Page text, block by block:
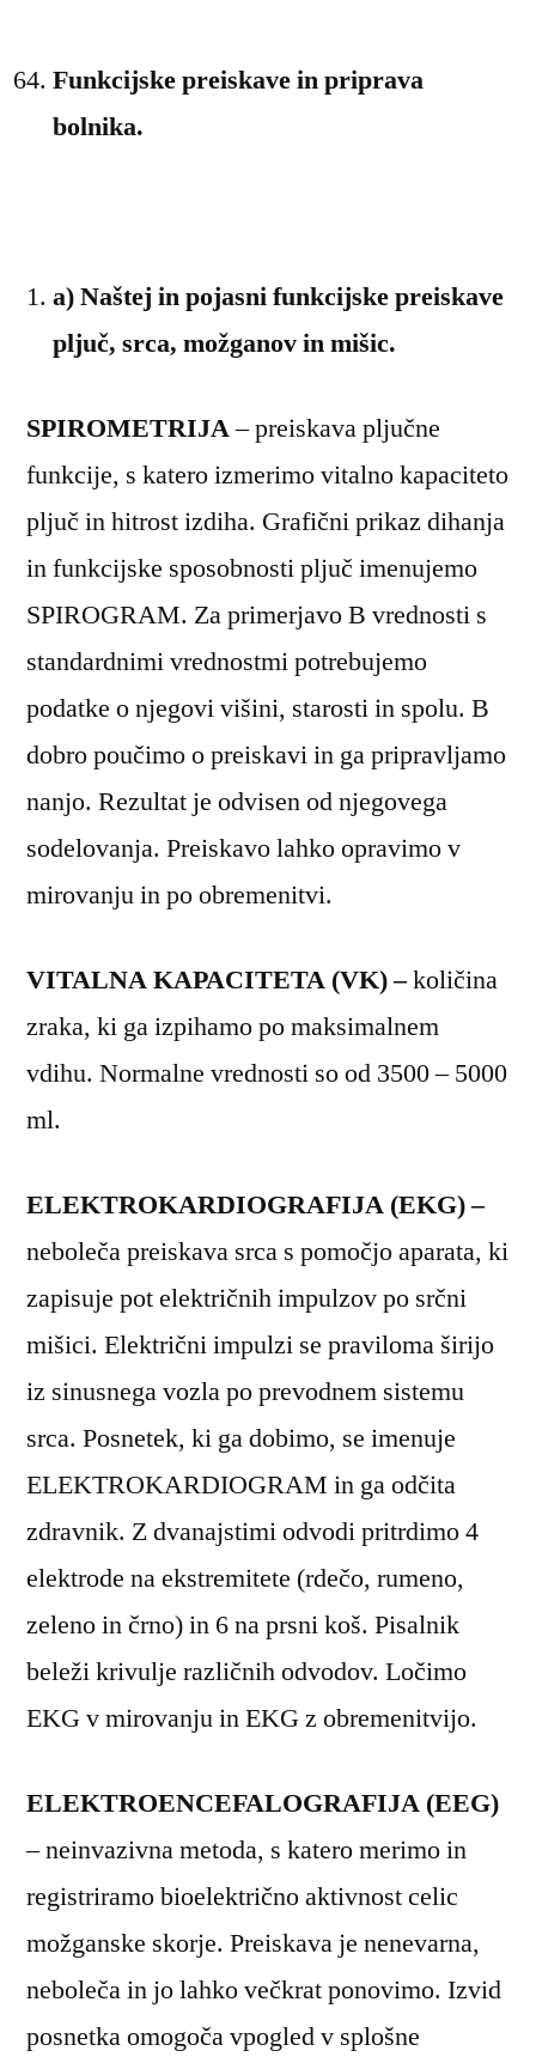
Funkcijske preiskave in priprava
bolnika.
a) Naštej in pojasni funkcijske preiskave
pljuč, srca, možganov in mišic.
SPIROMETRIJA– preiskava pljučne
funkcije, s katero izmerimo vitalno kapaciteto
pljuč in hitrost izdiha. Grafični prikaz dihanja
in funkcijske sposobnosti pljuč imenujemo
SPIROGRAM. Za primerjavo B vrednosti s
standardnimi vrednostmi potrebujemo
podatke o njegovi višini, starosti in spolu. B
dobro poučimo o preiskavi in ga pripravljamo
nanjo. Rezultat je odvisen od njegovega
sodelovanja. Preiskavo lahko opravimo v
mirovanju in po obremenitvi.
VITALNA KAPACITETA (VK) –količina
zraka, ki ga izpihamo po maksimalnem
vdihu. Normalne vrednosti so od 3500 – 5000
ml.
ELEKTROKARDIOGRAFIJA (EKG) –
neboleča preiskava srca s pomočjo aparata, ki
zapisuje pot električnih impulzov po srčni
mišici. Električni impulzi se praviloma širijo
iz sinusnega vozla po prevodnem sistemu
srca. Posnetek, ki ga dobimo, se imenuje
ELEKTROKARDIOGRAM in ga odčita
zdravnik. Z dvanajstimi odvodi pritrdimo 4
elektrode na ekstremitete (rdečo, rumeno,
zeleno in črno) in 6 na prsni koš. Pisalnik
beleži krivulje različnih odvodov. Ločimo
EKG v mirovanju in EKG z obremenitvijo.
ELEKTROENCEFALOGRAFIJA (EEG)
– neinvazivna metoda, s katero merimo in
registriramo bioelektrično aktivnost celic
možganske skorje. Preiskava je nenevarna,
neboleča in jo lahko večkrat ponovimo. Izvid
posnetka omogoča vpogled v splošne